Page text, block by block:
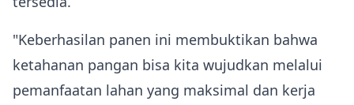
"Keberhasilan panen ini membuktikan bahwa
ketahanan pangan bisa kita wujudkan melalui
pemanfaatan lahan yang maksimal dan kerja